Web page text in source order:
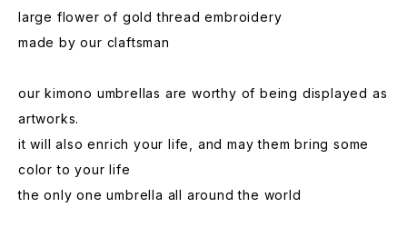
large flower of gold thread embroidery
made by our claftsman
our kimono umbrellas are worthy of being displayed as
artworks.
it will also enrich your life, and may them bring some
color to your life
the only one umbrella all around the world